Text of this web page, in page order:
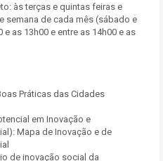
às terças e quintas feiras e
semana de cada mês (sábado e
as 13h00 e entre as 14h00 e as
Práticas das Cidades
em Inovação e
Mapa de Inovação e de
de inovação social da